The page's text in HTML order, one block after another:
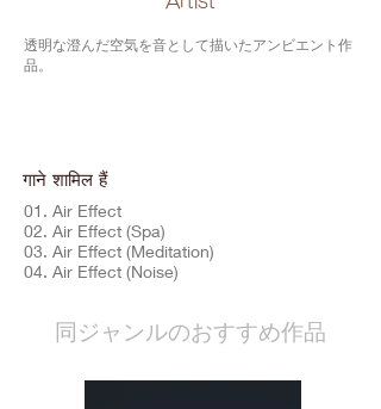
透明な澄んだ空気を音として描いたアンビエント作
品。
गाने शामिल हैं
01. Air Effect
02. Air Effect (Spa)
03. Air Effect (Meditation)
04. Air Effect (Noise)
​同ジャンルのおすすめ作品